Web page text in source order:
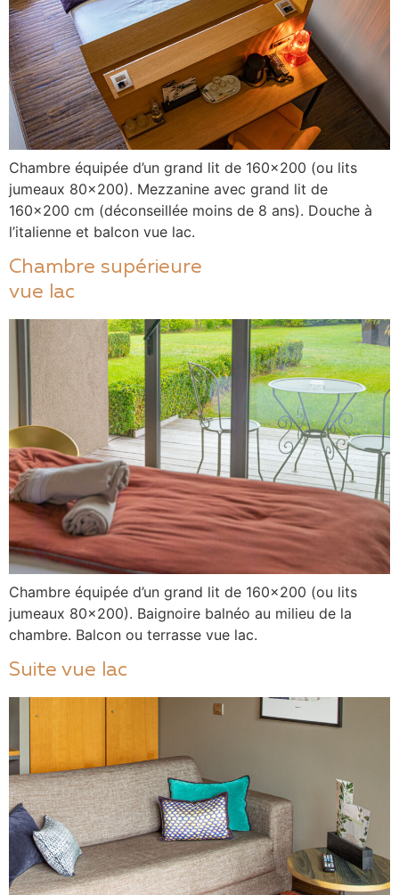
Chambre équipée d’un grand lit de 160×200 (ou lits
jumeaux 80×200). Mezzanine avec grand lit de
160×200 cm (déconseillée moins de 8 ans). Douche à
l’italienne et balcon vue lac.
Chambre supérieure
vue lac
Chambre équipée d’un grand lit de 160×200 (ou lits
jumeaux 80×200). Baignoire balnéo au milieu de la
chambre. Balcon ou terrasse vue lac.
Suite vue lac